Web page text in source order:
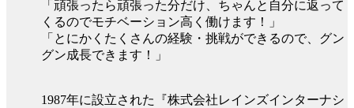
「頑張ったら頑張った分だけ、ちゃんと自分に返って
くるのでモチベーション高く働けます！」
「とにかくたくさんの経験・挑戦ができるので、グン
グン成長できます！」
1987年に設立された『株式会社レインズインターナシ